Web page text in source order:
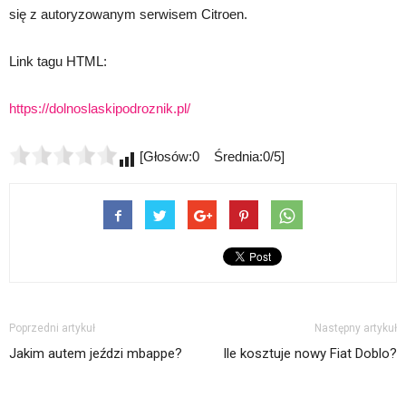
się z autoryzowanym serwisem Citroen.
Link tagu HTML:
https://dolnoslaskipodroznik.pl/
[Głosów:0 Średnia:0/5]
Poprzedni artykuł
Jakim autem jeździ mbappe?
Następny artykuł
Ile kosztuje nowy Fiat Doblo?